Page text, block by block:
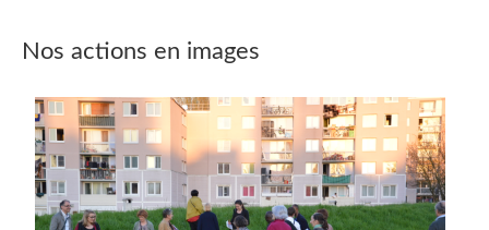
Nos actions en images